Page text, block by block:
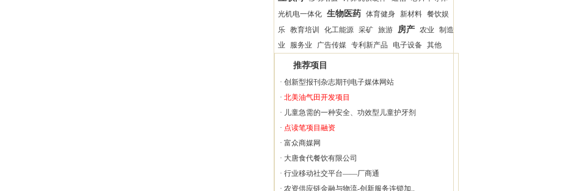
光机电一体化 生物医药 体育健身 新材料 餐饮娱
乐 教育培训 化工能源 采矿 旅游 房产 农业
制造
业
服务业 广告传媒 专利新产品 电子设备 其他
推荐项目
· 创新型报刊杂志期刊电子媒体网站
· 北美油气田开发项目
· 儿童急需的一种安全、功效型儿童护牙剂
· 点读笔项目融资
· 富众商媒网
· 大唐食代餐饮有限公司
· 行业移动社交平台——厂商通
· 农资供应链金融与物流-创新服务连锁加..